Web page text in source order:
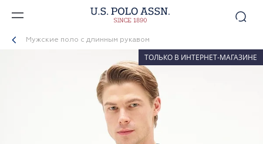
Мужские поло с длинным рукавом
ТОЛЬКО В ИНТЕРНЕТ-МАГАЗИНЕ